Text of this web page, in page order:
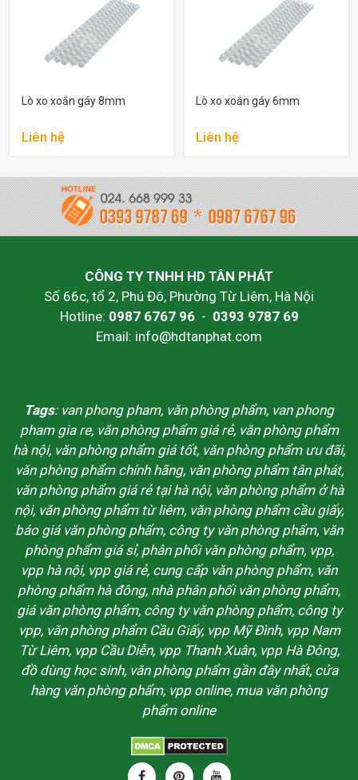
Lò xo xoắn gáy 8mm
Liên hệ
Lò xo xoắn gáy 6mm
Liên hệ
CÔNG TY TNHH HD TÂN PHÁT
Số 66c, tổ 2, Phú Đô, Phường Từ Liêm, Hà Nội
Hotline: 0987 6767 96 - 0393 9787 69
Email: info@hdtanphat.com
Tags: van phong pham, văn phòng phẩm, van phong
pham gia re, văn phòng phẩm giá rẻ, văn phòng phẩm
hà nội, văn phòng phẩm giá tốt, văn phòng phẩm ưu đãi,
văn phòng phẩm chính hãng, văn phòng phẩm tân phát,
văn phòng phẩm giá rẻ tại hà nội, văn phòng phẩm ở hà
nội, văn phòng phẩm từ liêm, văn phòng phẩm cầu giấy,
báo giá văn phòng phẩm, công ty văn phòng phẩm, văn
phòng phẩm giá sỉ, phân phối văn phòng phẩm, vpp,
vpp hà nội, vpp giá rẻ, cung cấp văn phòng phẩm, văn
phòng phẩm hà đông, nhà phân phối văn phòng phẩm,
giá văn phòng phẩm, công ty văn phòng phẩm, công ty
vpp, văn phòng phẩm Cầu Giấy, vpp Mỹ Đình, vpp Nam
Từ Liêm, vpp Cầu Diễn, vpp Thanh Xuân, vpp Hà Đông,
đồ dùng học sinh, văn phòng phẩm gần đây nhất, cửa
hàng văn phòng phẩm, vpp online, mua văn phòng
phẩm online